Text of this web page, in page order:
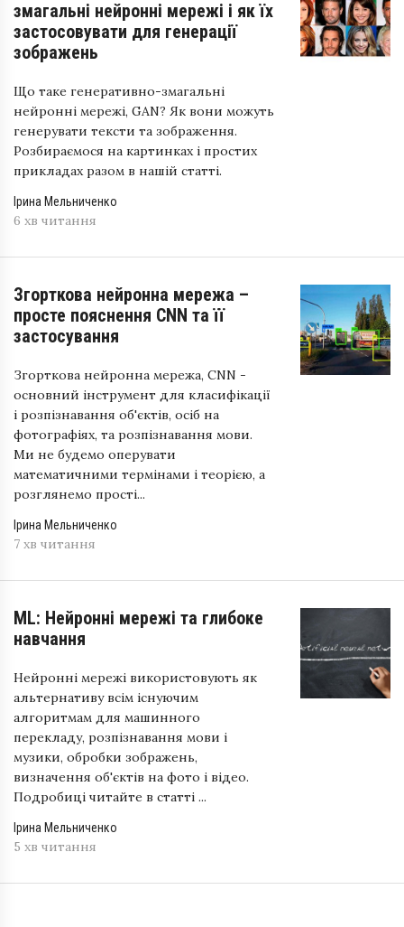
змагальні нейронні мережі і як їх
застосовувати для генерації
зображень
Що таке генеративно-змагальні
нейронні мережі, GAN? Як вони можуть
генерувати тексти та зображення.
Розбираємося на картинках і простих
прикладах разом в нашій статті.
Ірина Мельниченко
6 хв читання
Згорткова нейронна мережа –
просте пояснення CNN та її
застосування
Згорткова нейронна мережа, CNN -
основний інструмент для класифікації
і розпізнавання об'єктів, осіб на
фотографіях, та розпізнавання мови.
Ми не будемо оперувати
математичними термінами і теорією, а
розглянемо прості...
Ірина Мельниченко
7 хв читання
ML: Нейронні мережі та глибоке
навчання
Нейронні мережі використовують як
альтернативу всім існуючим
алгоритмам для машинного
перекладу, розпізнавання мови і
музики, обробки зображень,
визначення об'єктів на фото і відео.
Подробиці читайте в статті ...
Ірина Мельниченко
5 хв читання